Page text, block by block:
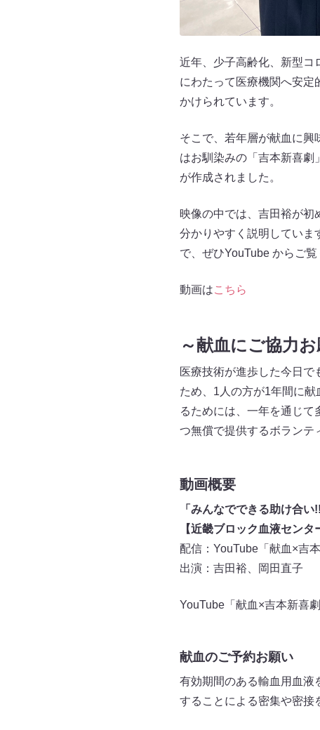
近年、少子高齢化、新型コ
にわたって医療機関へ安定
かけられています。
そこで、若年層が献血に興
はお馴染みの「吉本新喜劇
が作成されました。
映像の中では、吉田裕が初
分かりやすく説明していま
で、ぜひYouTube からご覧
動画はこちら
～献血にご協力
医療技術が進歩した今日
ため、1人の方が1年間に
るためには、一年を通じ
つ無償で提供するボランテ
動画概要
「みんなでできる助け合い
【近畿ブロック血液セン
配信：YouTube「献血×吉
出演：吉田裕、岡田直子
YouTube「献血×吉本新喜
献血のご予約お願い
有効期間のある輸血用血液
することによる密集や密接